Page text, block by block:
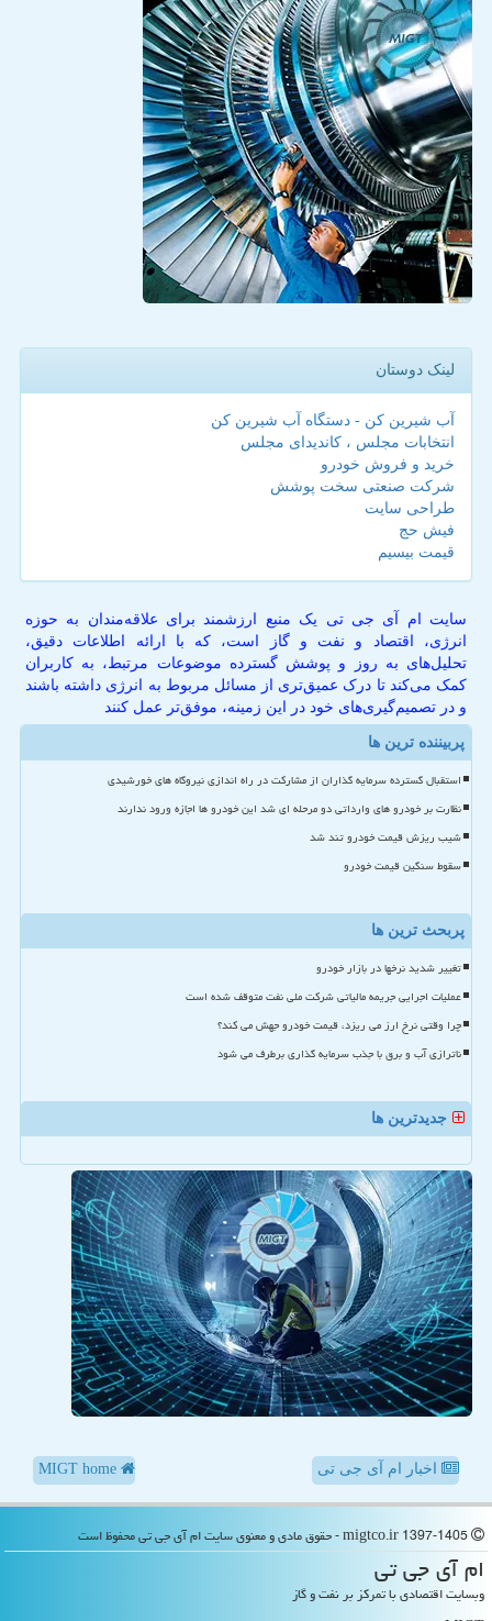
لینک دوستان
آب شیرین کن - دستگاه آب شیرین کن
انتخابات مجلس ، کاندیدای مجلس
خرید و فروش خودرو
شرکت صنعتی سخت پوشش
طراحی سایت
فیش حج
قیمت بیسیم
سایت ام آی جی تی یک منبع ارزشمند برای علاقه‌مندان به حوزه
انرژی، اقتصاد و نفت و گاز است، که با ارائه اطلاعات دقیق،
تحلیل‌های به روز و پوشش گسترده موضوعات مرتبط، به کاربران
کمک می‌کند تا درک عمیق‌تری از مسائل مربوط به انرژی داشته باشند
و در تصمیم‌گیری‌های خود در این زمینه، موفق‌تر عمل کنند
پربیننده ترین ها
استقبال گسترده سرمایه گذاران از مشارکت در راه اندازی نیروگاه های خورشیدی
نظارت بر خودرو های وارداتی دو مرحله ای شد این خودرو ها اجازه ورود ندارند
شیب ریزش قیمت خودرو تند شد
سقوط سنگین قیمت خودرو
پربحث ترین ها
تغییر شدید نرخها در بازار خودرو
عملیات اجرایی جریمه مالیاتی شرکت ملی نفت متوقف شده است
چرا وقتی نرخ ارز می ریزد، قیمت خودرو جهش می کند؟
ناترازی آب و برق با جذب سرمایه گذاری برطرف می شود
جدیدترین ها
اخبار ام آی جی تی
ام آی جی تی
وبسایت اقتصادی با تمرکز بر نفت و گاز